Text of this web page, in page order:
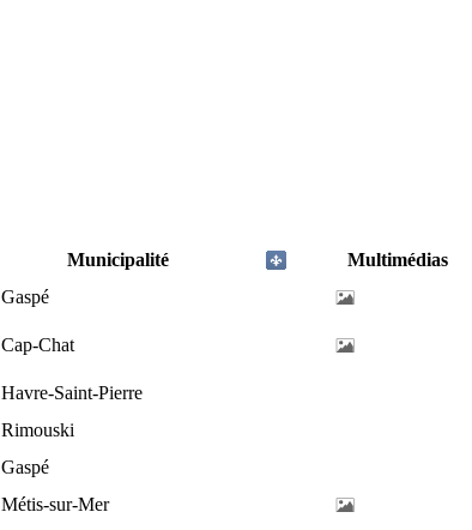
Municipalité
Multimédias
Gaspé
Cap-Chat
Havre-Saint-Pierre
Rimouski
Gaspé
Métis-sur-Mer